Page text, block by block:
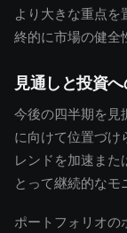
より大きな重点を
終的に市場の健全
見通しと投資
今後の四半期を見
に向けて位置づけ
レンドを加速また
とって継続的なモ
ポートフォリオの